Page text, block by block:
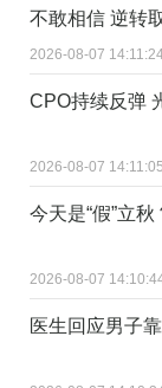
不敢相信 逆转
2026-08-07
CPO持续反弹
2026-08-07 14:11:05
今天是“假”立
2026-08-07
医生回应男子